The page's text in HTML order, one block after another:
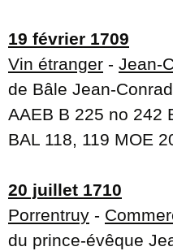
19 février 1709
Vin étranger - Jean-
de Bâle Jean-
AAEB B 225 no 242
BAL 118, 119 MOE
20 juillet 1710
Porrentruy -
du prince-évêque